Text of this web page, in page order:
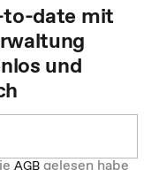
to-date mit
und
AGBgelesen habe